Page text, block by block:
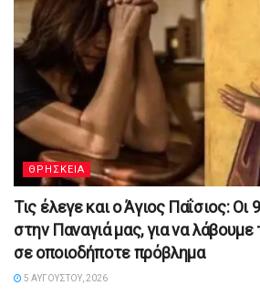
ΘΡΗΣΚΕΙΑ
Τις έλεγε και ο Άγιος Παΐσιος:
στην Παναγιά μας, για να λάβουμε
σε οποιοδήποτε πρόβλημα
5 ΑΥΓΟΎΣΤΟΥ, 2026